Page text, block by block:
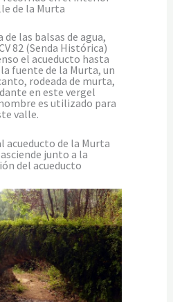
de la Murta
las balsas de agua,
82 (Senda Histórica)
el acueducto hasta
fuente de la Murta, un
rodeada de murta,
en este vergel
es utilizado para
valle.
junto a la
del acueducto